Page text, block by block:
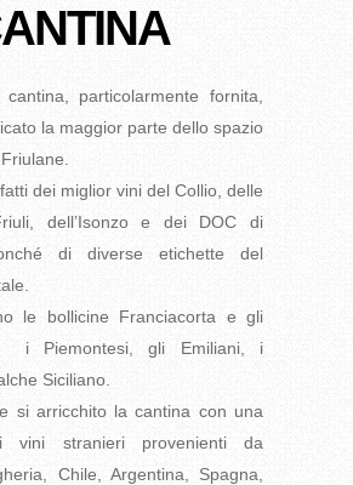
particolarmente fornita,
la maggior parte dello spazio
dei miglior vini del Collio, delle
dell’Isonzo e dei DOC di
di diverse etichette del
le bollicine Franciacorta e gli
i Piemontesi, gli Emiliani, i
Siciliano.
si arricchito la cantina con una
vini stranieri provenienti da
Chile, Argentina, Spagna,